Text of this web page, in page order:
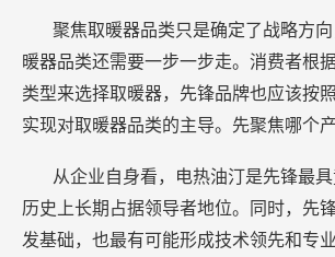
聚焦取暖器品类只是确定了战略方
暖器品类还需要一步一步走。消费者根
类型来选择取暖器，先锋品牌也应该按
实现对取暖器品类的主导。先聚焦哪个
从企业自身看，电热油汀是先锋最具
历史上长期占据领导者地位。同时，先
发基础，也最有可能形成技术领先和专